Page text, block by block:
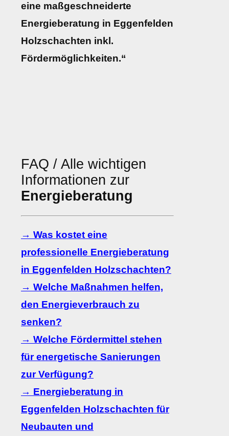
eine maßgeschneiderte
Energieberatung in Eggenfelden
Holzschachten inkl.
Fördermöglichkeiten.“
FAQ / Alle wichtigen
Informationen zur
Energieberatung
→ Was kostet eine
professionelle Energieberatung
in Eggenfelden Holzschachten?
→ Welche Maßnahmen helfen,
den Energieverbrauch zu
senken?
→ Welche Fördermittel stehen
für energetische Sanierungen
zur Verfügung?
→ Energieberatung in
Eggenfelden Holzschachten für
Neubauten und